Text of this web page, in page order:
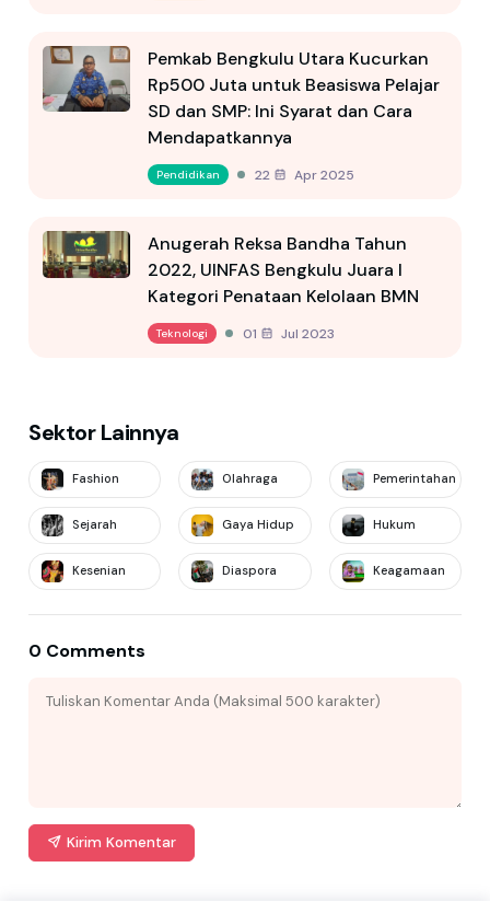
Pemkab Bengkulu Utara Kucurkan
Rp500 Juta untuk Beasiswa Pelajar
SD dan SMP: Ini Syarat dan Cara
Mendapatkannya
Pendidikan 22 Apr 2025
Anugerah Reksa Bandha Tahun
2022, UINFAS Bengkulu Juara I
Kategori Penataan Kelolaan BMN
Teknologi 01 Jul 2023
Sektor Lainnya
Fashion Olahraga Pemerintahan
Sejarah Gaya Hidup Hukum
Kesenian Diaspora Keagamaan
0 Comments
Kirim Komentar